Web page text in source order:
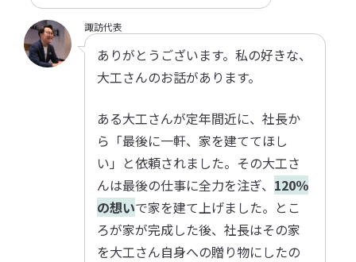
諏訪代表
ありがとうございます。私の好きな、
大工さんのお話があります。
ある大工さんが定年間近に、社長か
ら「最後に一軒、家を建ててほし
い」と依頼されました。その大工さ
んは最後の仕事に全力を注ぎ、 120％
の想いで家を建て上げました。とこ
ろが家が完成した後、社長はその家
を大工さん自身への贈り物にしたの